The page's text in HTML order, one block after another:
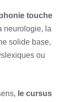
touche
neurologie, la
solide base,
ou
le cursus